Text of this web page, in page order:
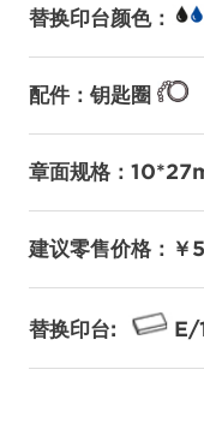
替换印台颜色：
配件：钥匙圈
章面规格：
建议零售价格：￥
替换印台: E/